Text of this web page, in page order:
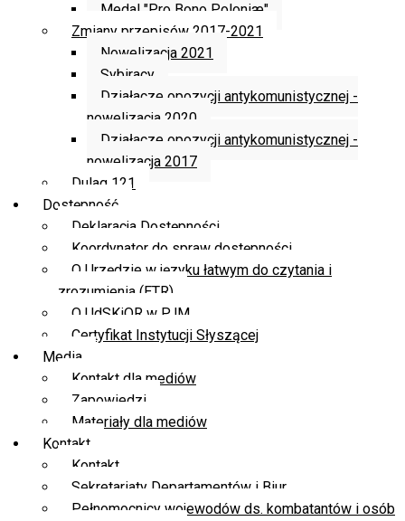
Medal "Pro Bono Poloniæ"
Zmiany przepisów 2017-2021
Nowelizacja 2021
Sybiracy
Działacze opozycji antykomunistycznej -
nowelizacja 2020
Działacze opozycji antykomunistycznej -
nowelizacja 2017
Dulag 121
Dostępność
Deklaracja Dostępności
Koordynator do spraw dostępności
O Urzędzie w języku łatwym do czytania i
zrozumienia (ETR)
O UdSKiOR w PJM
Certyfikat Instytucji Słyszącej
Media
Kontakt dla mediów
Zapowiedzi
Materiały dla mediów
Kontakt
Kontakt
Sekretariaty Departamentów i Biur
Pełnomocnicy wojewodów ds. kombatantów i osób